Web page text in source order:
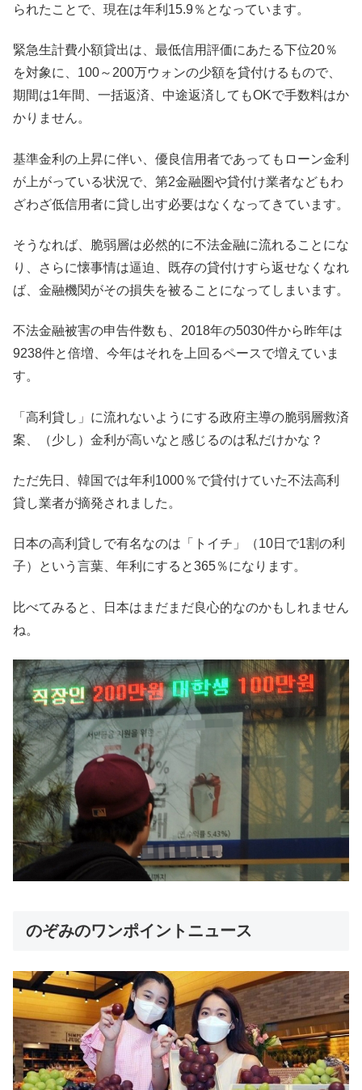
られたことで、現在は年利15.9％となっています。
緊急生計費小額貸出は、最低信用評価にあたる下位20％
を対象に、100～200万ウォンの少額を貸付けるもので、
期間は1年間、一括返済、中途返済してもOKで手数料はか
かりません。
基準金利の上昇に伴い、優良信用者であってもローン金利
が上がっている状況で、第2金融圏や貸付け業者などもわ
ざわざ低信用者に貸し出す必要はなくなってきています。
そうなれば、脆弱層は必然的に不法金融に流れることにな
り、さらに懐事情は逼迫、既存の貸付けすら返せなくなれ
ば、金融機関がその損失を被ることになってしまいます。
不法金融被害の申告件数も、2018年の5030件から昨年は
9238件と倍増、今年はそれを上回るペースで増えていま
す。
「高利貸し」に流れないようにする政府主導の脆弱層救済
案、（少し）金利が高いなと感じるのは私だけかな？
ただ先日、韓国では年利1000％で貸付けていた不法高利
貸し業者が摘発されました。
日本の高利貸しで有名なのは「トイチ」（10日で1割の利
子）という言葉、年利にすると365％になります。
比べてみると、日本はまだまだ良心的なのかもしれません
ね。
のぞみのワンポイントニュース